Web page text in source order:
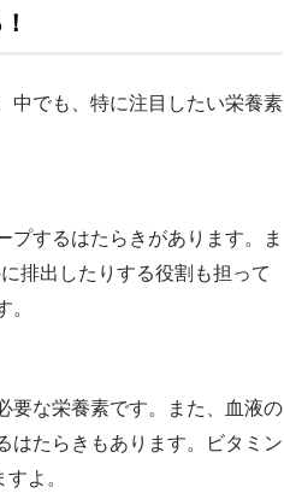
中でも、特に注目したい栄養素
プするはたらきがあります。ま
排出したりする役割も担って
要な栄養素です。また、血液の
はたらきもあります。ビタミン
よ。